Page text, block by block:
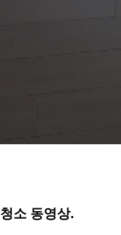
청소 동영상.